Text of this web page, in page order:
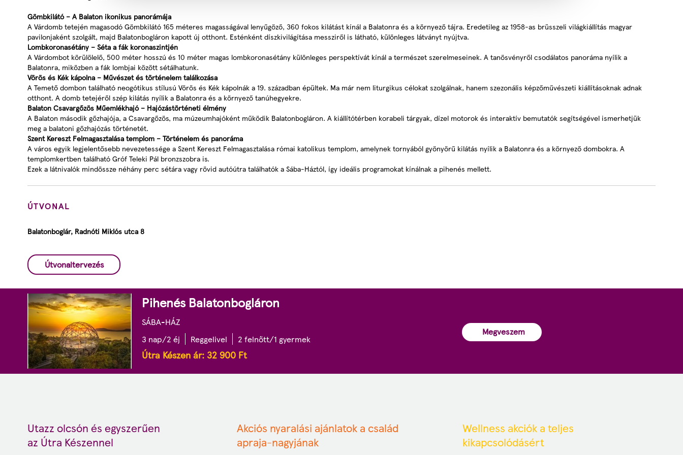
Gömbkilátó – A Balaton ikonikus panorámája
A Várdomb tetején magasodó Gömbkilátó 165 méteres magasságával lenyűgöző, 360 fokos kilátást kínál a Balatonra és a környező tájra. Eredetileg az 1958-as brüsszeli világkiállítás magyar
pavilonjaként szolgált, majd Balatonbogláron kapott új otthont. Esténként díszkivilágítása messziről is látható, különleges látványt nyújtva.
Lombkoronasétány – Séta a fák koronaszintjén
A Várdombot körülölelő, 500 méter hosszú és 10 méter magas lombkoronasétány különleges perspektívát kínál a természet szerelmeseinek. A tanösvényről csodálatos panoráma nyílik a
Balatonra, miközben a fák lombjai között sétálhatunk.
Vörös és Kék kápolna – Művészet és történelem találkozása
A Temető dombon található neogótikus stílusú Vörös és Kék kápolnák a 19. században épültek. Ma már nem liturgikus célokat szolgálnak, hanem szezonális képzőművészeti kiállításoknak adnak
otthont. A domb tetejéről szép kilátás nyílik a Balatonra és a környező tanúhegyekre.
Balaton Csavargőzös Műemlékhajó – Hajózástörténeti élmény
A Balaton második gőzhajója, a Csavargőzös, ma múzeumhajóként működik Balatonbogláron. A kiállítótérben korabeli tárgyak, dízel motorok és interaktív bemutatók segítségével ismerhetjük
meg a balatoni gőzhajózás történetét.
Szent Kereszt Felmagasztalása templom – Történelem és panoráma
A város egyik legjelentősebb nevezetessége a Szent Kereszt Felmagasztalása római katolikus templom, amelynek tornyából gyönyörű kilátás nyílik a Balatonra és a környező dombokra. A
templomkertben található Gróf Teleki Pál bronzszobra is.
Ezek a látnivalók mindössze néhány perc sétára vagy rövid autóútra találhatók a Sába-Háztól, így ideális programokat kínálnak a pihenés mellett.
ÚTVONAL
Balatonboglár, Radnóti Miklós utca 8
Útvonaltervezés
Pihenés Balatonbogláron
SÁBA-HÁZ
3 nap/2 éj
Reggelivel 2 felnőtt/1 gyermek
Útra Készen ár: 32 900 Ft
Megveszem
Utazz olcsón és egyszerűen
az Útra Készennel
Akciós nyaralási ajánlatok a család
apraja-nagyjának
Wellness akciók a teljes
kikapcsolódásért